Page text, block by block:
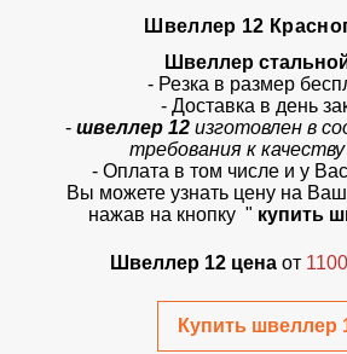
Швеллер 12
Швеллер
- Резка в размер
- Доставка в день
- швеллер 12 изготовлен в
требования к качеству
- Оплата в том числе и у
Вы можете узнать цену на
нажав на кнопку " купить
Швеллер 12 цена от 1100
Купить швеллер